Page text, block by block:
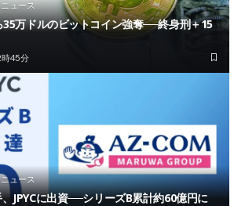
ュース
万ドルのビットコイン強奪──終身刑＋15
45分
ュース
JPYCに出資──シリーズB累計約60億円に